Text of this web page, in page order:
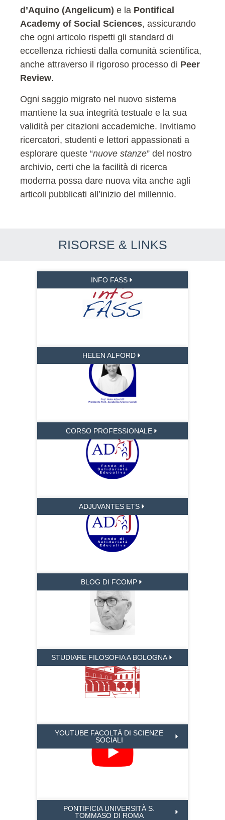
d’Aquino (Angelicum) e la Pontifical
Academy of Social Sciences, assicurando
che ogni articolo rispetti gli standard di
eccellenza richiesti dalla comunità scientifica,
anche attraverso il rigoroso processo di Peer
Review.
Ogni saggio migrato nel nuovo sistema
mantiene la sua integrità testuale e la sua
validità per citazioni accademiche. Invitiamo
ricercatori, studenti e lettori appassionati a
esplorare queste “nuove stanze” del nostro
archivio, certi che la facilità di ricerca
moderna possa dare nuova vita anche agli
articoli pubblicati all’inizio del millennio.
RISORSE & LINKS
INFO FASS
HELEN ALFORD
CORSO PROFESSIONALE
ADJUVANTES ETS
BLOG DI FCOMP
STUDIARE FILOSOFIA A BOLOGNA
YOUTUBE FACOLTÀ DI SCIENZE
SOCIALI
PONTIFICIA UNIVERSITÀ S.
TOMMASO DI ROMA